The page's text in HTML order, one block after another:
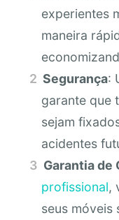
experientes
maneira
Segurança:
garante que
sejam
acidentes
Garantia de
profissional,
seus móveis